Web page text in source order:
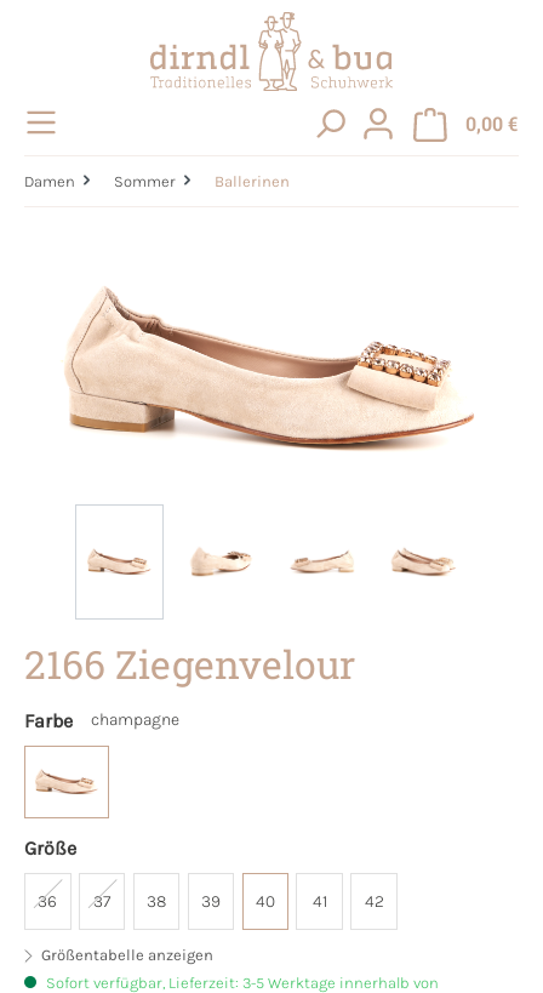
0,00 €
Damen Sommer Ballerinen
2166 Ziegenvelour
Farbe champagne
Größe
36 37 38 39 40 41 42
Größentabelle anzeigen
Sofort verfügbar, Lieferzeit: 3-5 Werktage innerhalb von